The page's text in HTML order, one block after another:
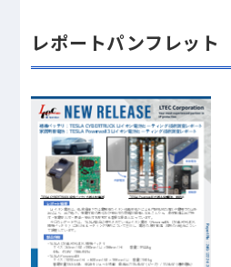
レポートパンフレット